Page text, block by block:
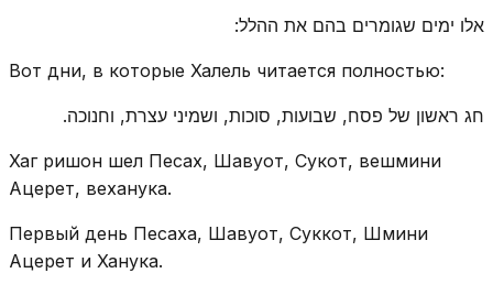
אלו ימים שגומרים בהם את ההלל:
Вот дни, в которые Халель читается полностью:
חג ראשון של פסח, שבועות, סוכות, ושמיני עצרת, וחנוכה.
Хаг ришон шел Песах, Шавуот, Сукот, вешмини
Ацерет, веханука.
Первый день Песаха, Шавуот, Суккот, Шмини
Ацерет и Ханука.